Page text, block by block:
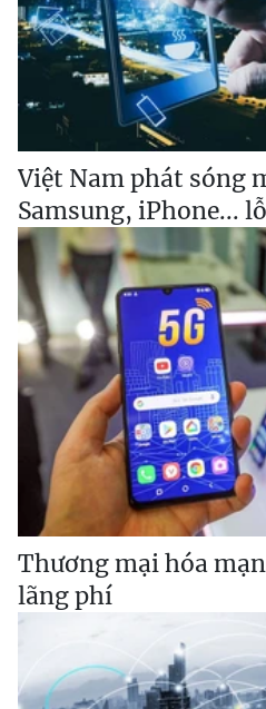
Việt Nam phát sóng
Samsung, iPhone...
Thương mại hóa
lãng phí